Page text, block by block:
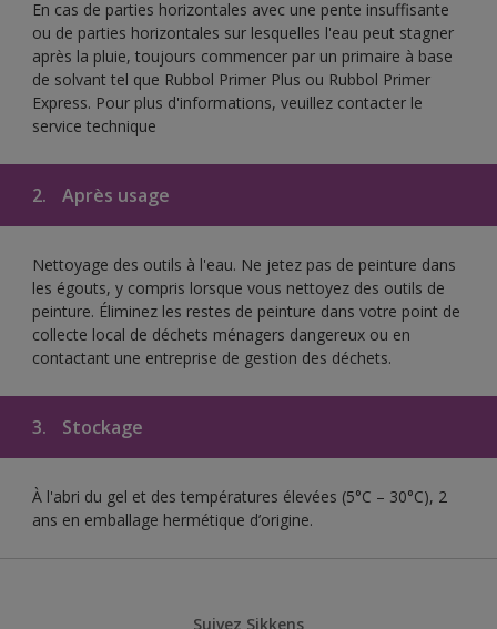
En cas de parties horizontales avec une pente insuffisante
ou de parties horizontales sur lesquelles l'eau peut stagner
après la pluie, toujours commencer par un primaire à base
de solvant tel que Rubbol Primer Plus ou Rubbol Primer
Express. Pour plus d'informations, veuillez contacter le
service technique
2. Après usage
Nettoyage des outils à l'eau. Ne jetez pas de peinture dans
les égouts, y compris lorsque vous nettoyez des outils de
peinture. Éliminez les restes de peinture dans votre point de
collecte local de déchets ménagers dangereux ou en
contactant une entreprise de gestion des déchets.
3. Stockage
À l'abri du gel et des températures élevées (5°C – 30°C), 2
ans en emballage hermétique d’origine.
Suivez Sikkens